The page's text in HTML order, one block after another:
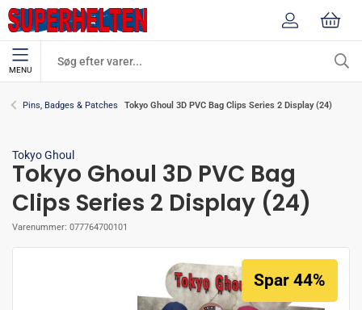
MENU
Pins, Badges & Patches Tokyo Ghoul 3D PVC Bag Clips Series 2 Display (24)
Tokyo Ghoul
Tokyo Ghoul 3D PVC Bag
Clips Series 2 Display (24)
Varenummer: 077764700101
Spar 44%